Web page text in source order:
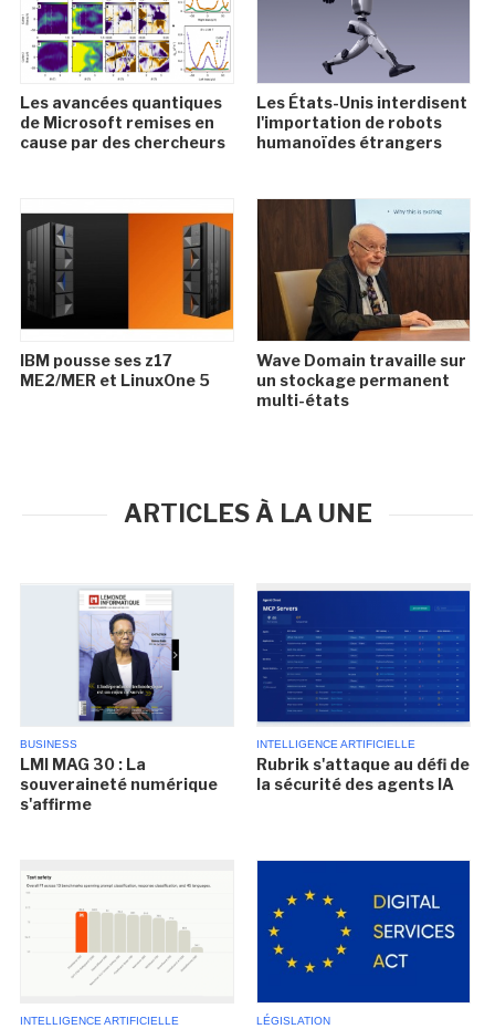
Les avancées quantiques
de Microsoft remises en
cause par des chercheurs
Les États-Unis interdisent
l'importation de robots
humanoïdes étrangers
IBM pousse ses z17
ME2/MER et LinuxOne 5
Wave Domain travaille sur
un stockage permanent
multi-états
ARTICLES À LA UNE
BUSINESS
LMI MAG 30 : La
souveraineté numérique
s'affirme
INTELLIGENCE ARTIFICIELLE
Rubrik s'attaque au défi de
la sécurité des agents IA
INTELLIGENCE ARTIFICIELLE LÉGISLATION